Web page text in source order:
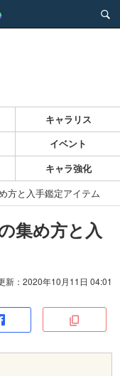
キャラリス
イベント
キャラ強化
方と入手鑑定アイテム
集め方と入
新：2020年10月11日 04:01